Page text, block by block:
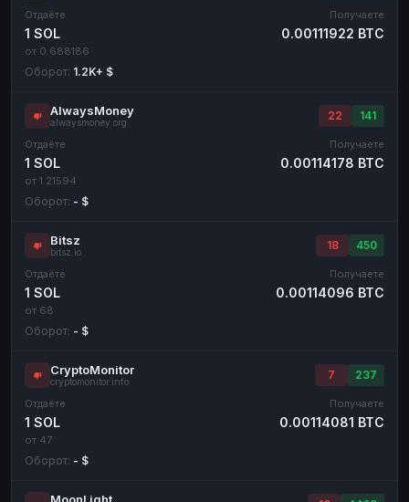
Отдаёте
1 SOL
от 0.688186
Получаете
0.00111922 BTC
Оборот: 1.2K+ $
AlwaysMoney
alwaysmoney.org
22 141
Отдаёте
1 SOL
от 1.21594
Получаете
0.00114178 BTC
Оборот: - $
Bitsz
bitsz.io
18 450
Отдаёте
1 SOL
от 68
Получаете
0.00114096 BTC
Оборот: - $
CryptoMonitor
cryptomonitor.info
7 237
Отдаёте
1 SOL
от 47
Получаете
0.00114081 BTC
Оборот: - $